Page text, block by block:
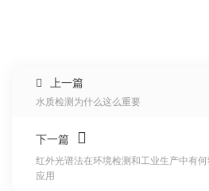
上一篇
水质检测为什么这么重要
下一篇
红外光谱法在环境检测和工业生产中有
应用